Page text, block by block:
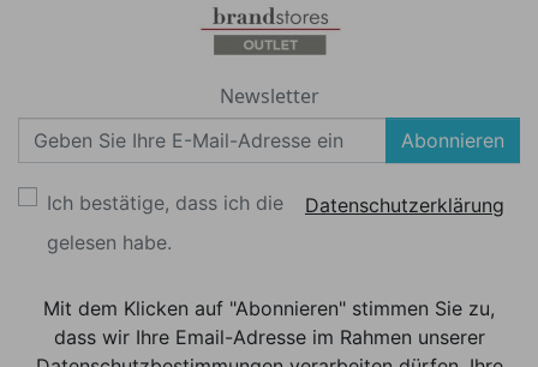
Newsletter
Abonnieren
Ich bestätige, dass ich die
Datenschutzerklärung
gelesen habe.
Mit dem Klicken auf "Abonnieren" stimmen Sie zu,
dass wir Ihre Email-Adresse im Rahmen unserer